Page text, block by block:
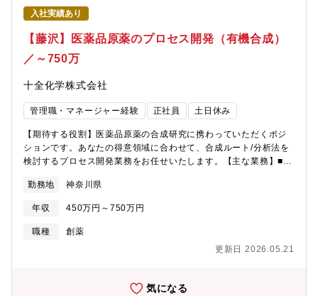
境：業界変革期における新しい挑戦！・安定性とやりがい：大手
製薬メーカーとの強固なパートナーシップを感じることができま
す！【キャリア・教育】医薬品製造は特殊性がありますが、GMP
や工程管理の知識は入社後に段階的に習得可能です。OJT・OFF-
JTを通じて、「化学プラント管理＋医薬品製造管理の専門性」と
入社実績あり
【藤沢】医薬品原薬のプロセス開発（有機合成）
／～750万
十全化学株式会社
管理職・マネージャー経験 正社員 土日休み
【期待する役割】医薬品原薬の合成研究に携わっていただくポジ
ションです。あなたの得意領域に合わせて、合成ルート/分析法を
検討するプロセス開発業務をお任せいたします。【主な業務】■原
適化■申請用データ取得、申請資料作成■製造方法確認実験■スケー
ルアップ時の課題抽出/原因研究■プロセスの改良法検討と改善策
を提案【魅力】・業容拡大のフェーズのため、このタイミングで
しか積めない経験値を得ることができる。・少数精鋭の組織で、
いう社会貢献性の高いビジネスの発展に貢献できる。・自身の研
勤務地 神奈川県
年収 450万円～750万円
職種
創薬
更新日 2026.05.21
気になる